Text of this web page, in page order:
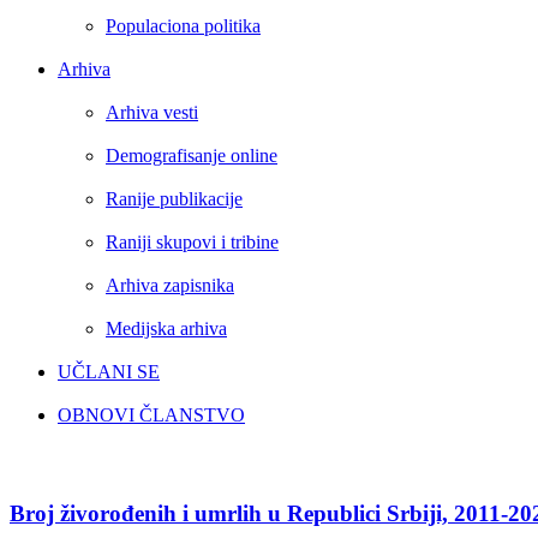
Populaciona politika
Arhiva
Arhiva vesti
Demografisanje online
Ranije publikacije
Raniji skupovi i tribine
Arhiva zapisnika
Medijska arhiva
UČLANI SE
OBNOVI ČLANSTVO
i
umrlih
Broj živorođenih i umrlih u Republici Srbiji, 2011-